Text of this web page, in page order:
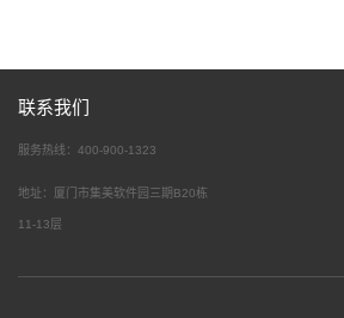
联系我们
服务热线：400-900-1323
地址：厦门市集美软件园三期B20栋
11-13层